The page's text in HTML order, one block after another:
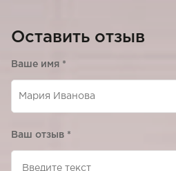
Оставить отзыв
Ваше имя *
Ваш отзыв *